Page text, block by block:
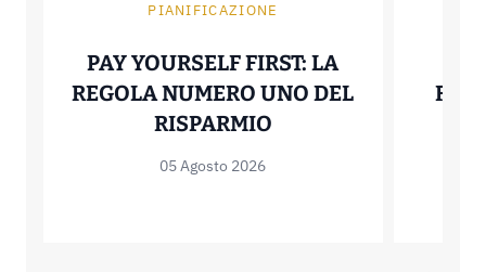
PIANIFICAZIONE
PAY YOURSELF FIRST: LA
REGOLA NUMERO UNO DEL
RISPARMIOPAY YOURSELF
05 Agosto 2026